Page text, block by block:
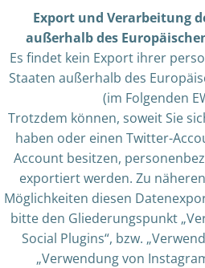
Export und Verarbeitung
außerhalb des
Es findet kein Export ihrer
Staaten außerhalb des
(im Folgenden
Trotzdem können, soweit Sie
haben oder einen Twitter-
Account besitzen,
exportiert werden. Zu
Möglichkeiten diesen
bitte den Gliederungspunkt
Social Plugins“, bzw.
„Verwendung von